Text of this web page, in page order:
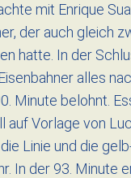
mit Enrique
der auch gleich
hatte. In der
alles
Minute belohnt.
auf Vorlage von
Linie und die
In der 93. Minute